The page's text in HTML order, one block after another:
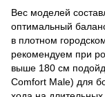
Вес моделей
оптимальный
в плотном
рекомендуем при
выше 180 см
Comfort Male) для